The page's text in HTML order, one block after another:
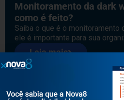
Monitoramento da dark
como é feito?
Saiba o que é o monitoramento
ele é importante para sua
Leia mais